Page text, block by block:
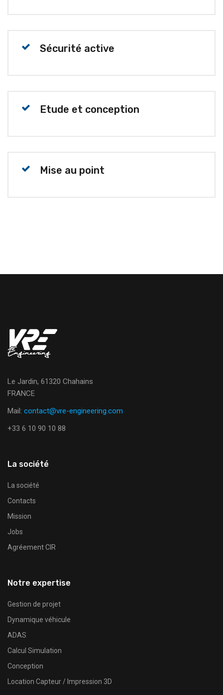
Sécurité active
Etude et conception
Mise au point
Le Jardin, 61320 Chahains
FRANCE
Mail: contact@vre-engineering.com
+33 6 10 90 10 88
La société
La société
Contacts
Mission
Jobs
Agréement CIR
Notre expertise
Gestion de projet
Dynamique véhicule
ADAS
Calcul Simulation
Conception
Location Capteur / Impression 3D